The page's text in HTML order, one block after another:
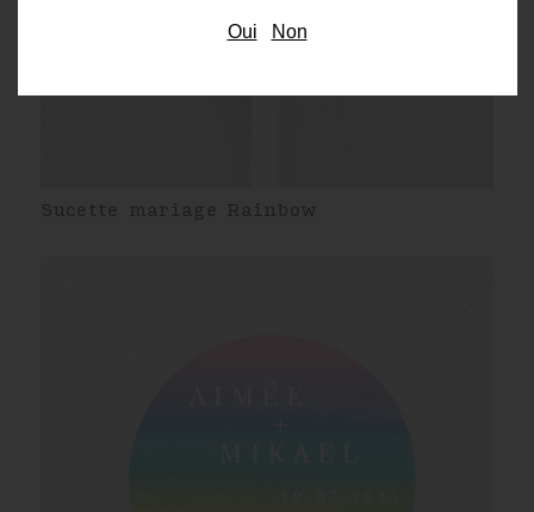
Sucette mariage Rainbow
Oui Non